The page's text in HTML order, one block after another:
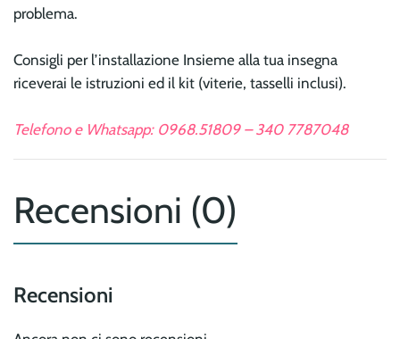
problema.
Consigli per l’installazione Insieme alla tua insegna
riceverai le istruzioni ed il kit (viterie, tasselli inclusi).
Telefono e Whatsapp: 0968.51809 – 340 7787048
Recensioni (0)
Recensioni